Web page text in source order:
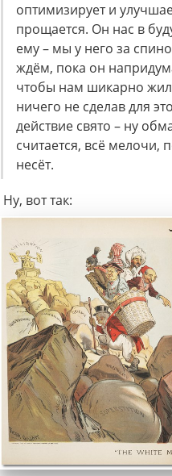
оптимизирует и
прощается. Он нас в
ему – мы у него за
ждём, пока он
чтобы нам шикарно
ничего не сделав для
действие свято – ну
считается, всё мелочи,
несёт.
Ну, вот так: